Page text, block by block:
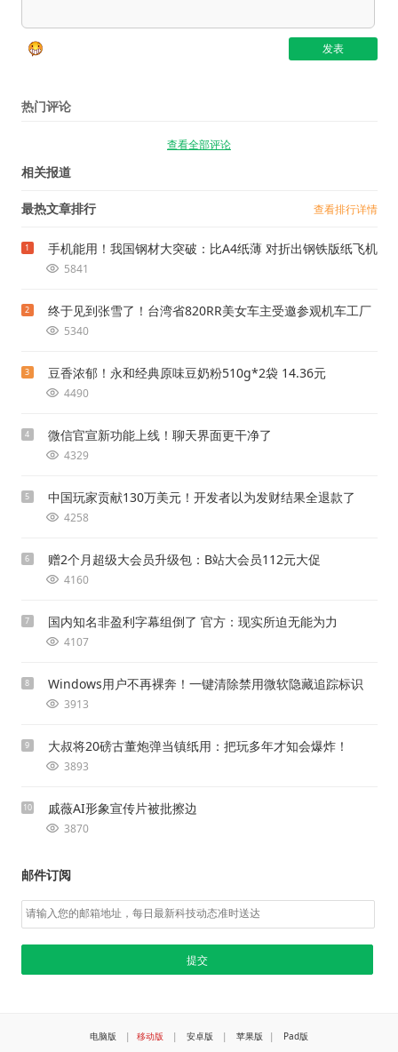
热门评论
查看全部评论
相关报道
最热文章排行 查看排行详情
1 手机能用！我国钢材大突破：比A4纸薄 对折出钢铁版纸飞机
5841
2 终于见到张雪了！台湾省820RR美女车主受邀参观机车工厂
5340
3 豆香浓郁！永和经典原味豆奶粉510g*2袋 14.36元
4490
4 微信官宣新功能上线！聊天界面更干净了
4329
5 中国玩家贡献130万美元！开发者以为发财结果全退款了
4258
6 赠2个月超级大会员升级包：B站大会员112元大促
4160
7 国内知名非盈利字幕组倒了 官方：现实所迫无能为力
4107
8 Windows用户不再裸奔！一键清除禁用微软隐藏追踪标识
3913
9 大叔将20磅古董炮弹当镇纸用：把玩多年才知会爆炸！
3893
10 戚薇AI形象宣传片被批擦边
3870
邮件订阅
电脑版 | 移动版 | 安卓版 | 苹果版 | Pad版